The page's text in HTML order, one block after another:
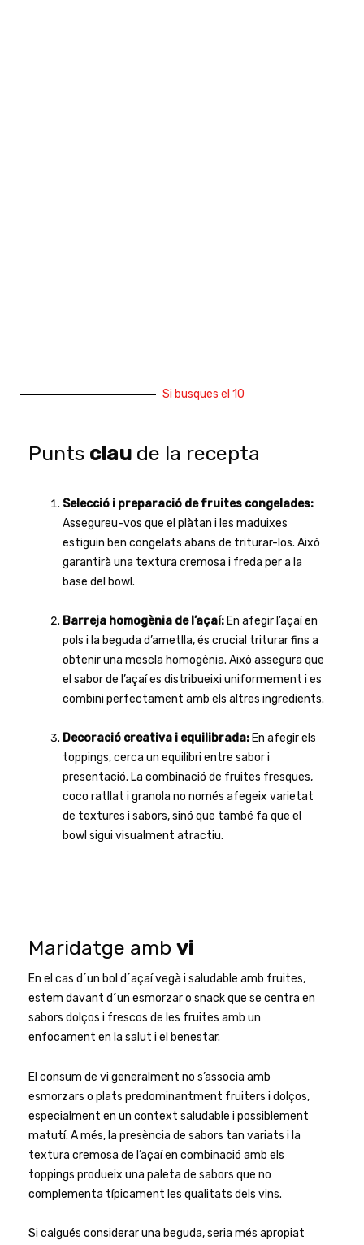
Si busques el 10
Punts clau de la recepta
Selecció i preparació de fruites congelades:
Assegureu-vos que el plàtan i les maduixes
estiguin ben congelats abans de triturar-los. Això
garantirà una textura cremosa i freda per a la
base del bowl.
Barreja homogènia de l’açaí: En afegir l’açaí en
pols i la beguda d’ametlla, és crucial triturar fins a
obtenir una mescla homogènia. Això assegura que
el sabor de l’açaí es distribueixi uniformement i es
combini perfectament amb els altres ingredients.
Decoració creativa i equilibrada: En afegir els
toppings, cerca un equilibri entre sabor i
presentació. La combinació de fruites fresques,
coco ratllat i granola no només afegeix varietat
de textures i sabors, sinó que també fa que el
bowl sigui visualment atractiu.
Maridatge amb vi
En el cas d´un bol d´açaí vegà i saludable amb fruites,
estem davant d´un esmorzar o snack que se centra en
sabors dolços i frescos de les fruites amb un
enfocament en la salut i el benestar.
El consum de vi generalment no s’associa amb
esmorzars o plats predominantment fruiters i dolços,
especialment en un context saludable i possiblement
matutí. A més, la presència de sabors tan variats i la
textura cremosa de l’açaí en combinació amb els
toppings produeix una paleta de sabors que no
complementa típicament les qualitats dels vins.
Si calgués considerar una beguda, seria més apropiat